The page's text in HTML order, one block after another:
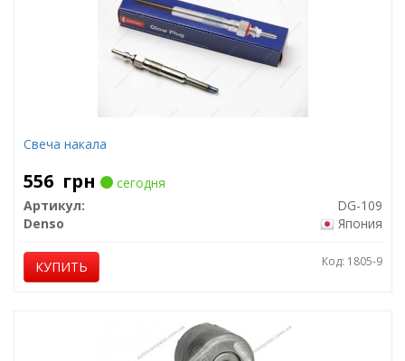
Свеча накала
556 грн
сегодня
Артикул:
DG-109
Denso
Япония
КУПИТЬ Код: 1805-9